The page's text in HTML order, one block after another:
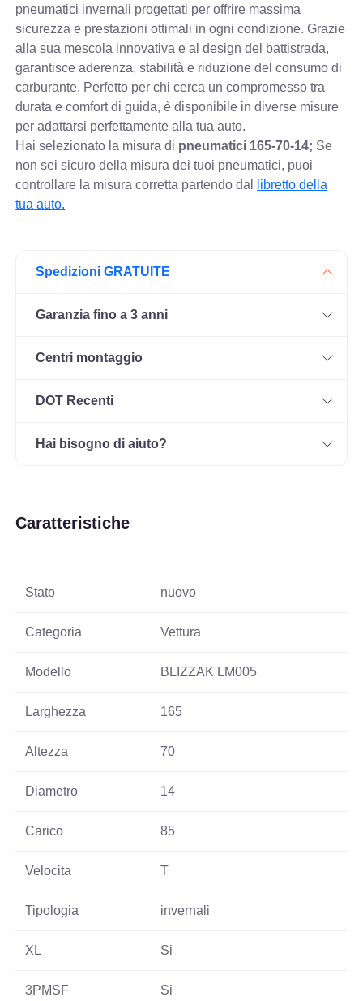
pneumatici invernali progettati per offrire massima
sicurezza e prestazioni ottimali in ogni condizione. Grazie
alla sua mescola innovativa e al design del battistrada,
garantisce aderenza, stabilità e riduzione del consumo di
carburante. Perfetto per chi cerca un compromesso tra
durata e comfort di guida, è disponibile in diverse misure
per adattarsi perfettamente alla tua auto.
Hai selezionato la misura di pneumatici 165-70-14; Se
non sei sicuro della misura dei tuoi pneumatici, puoi
controllare la misura corretta partendo dal
libretto della
tua auto.
Spedizioni GRATUITE
Garanzia fino a 3 anni
Centri montaggio
DOT Recenti
Hai bisogno di aiuto?
Caratteristiche
Stato nuovo
Categoria Vettura
Modello BLIZZAK LM005
Larghezza 165
Altezza 70
Diametro 14
Carico 85
Velocita T
Tipologia invernali
XL Si
3PMSF Si